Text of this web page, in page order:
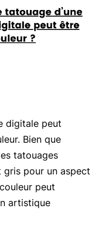
digitale peut
Bien que
tatouages
pour un aspect
peut
artistique